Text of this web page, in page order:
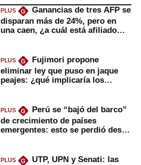
PLUS G
Ganancias de tres AFP se
disparan más de 24%, pero en
una caen, ¿a cuál está afiliado
PLUS G
Fujimori propone
eliminar ley que puso en jaque
peajes: ¿qué implicaría los
PLUS G
Perú se “bajó del barco”
de crecimiento de países
emergentes: esto se perdió desde
PLUS G
UTP, UPN y Senati: las